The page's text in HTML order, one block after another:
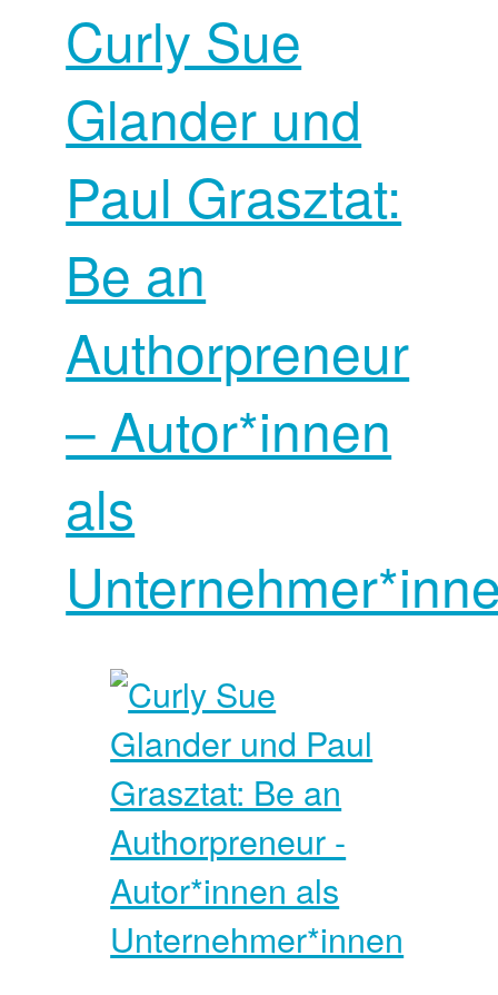
Curly Sue
Glander und
Paul Grasztat:
Be an
Authorpreneur
– Autor*innen
als